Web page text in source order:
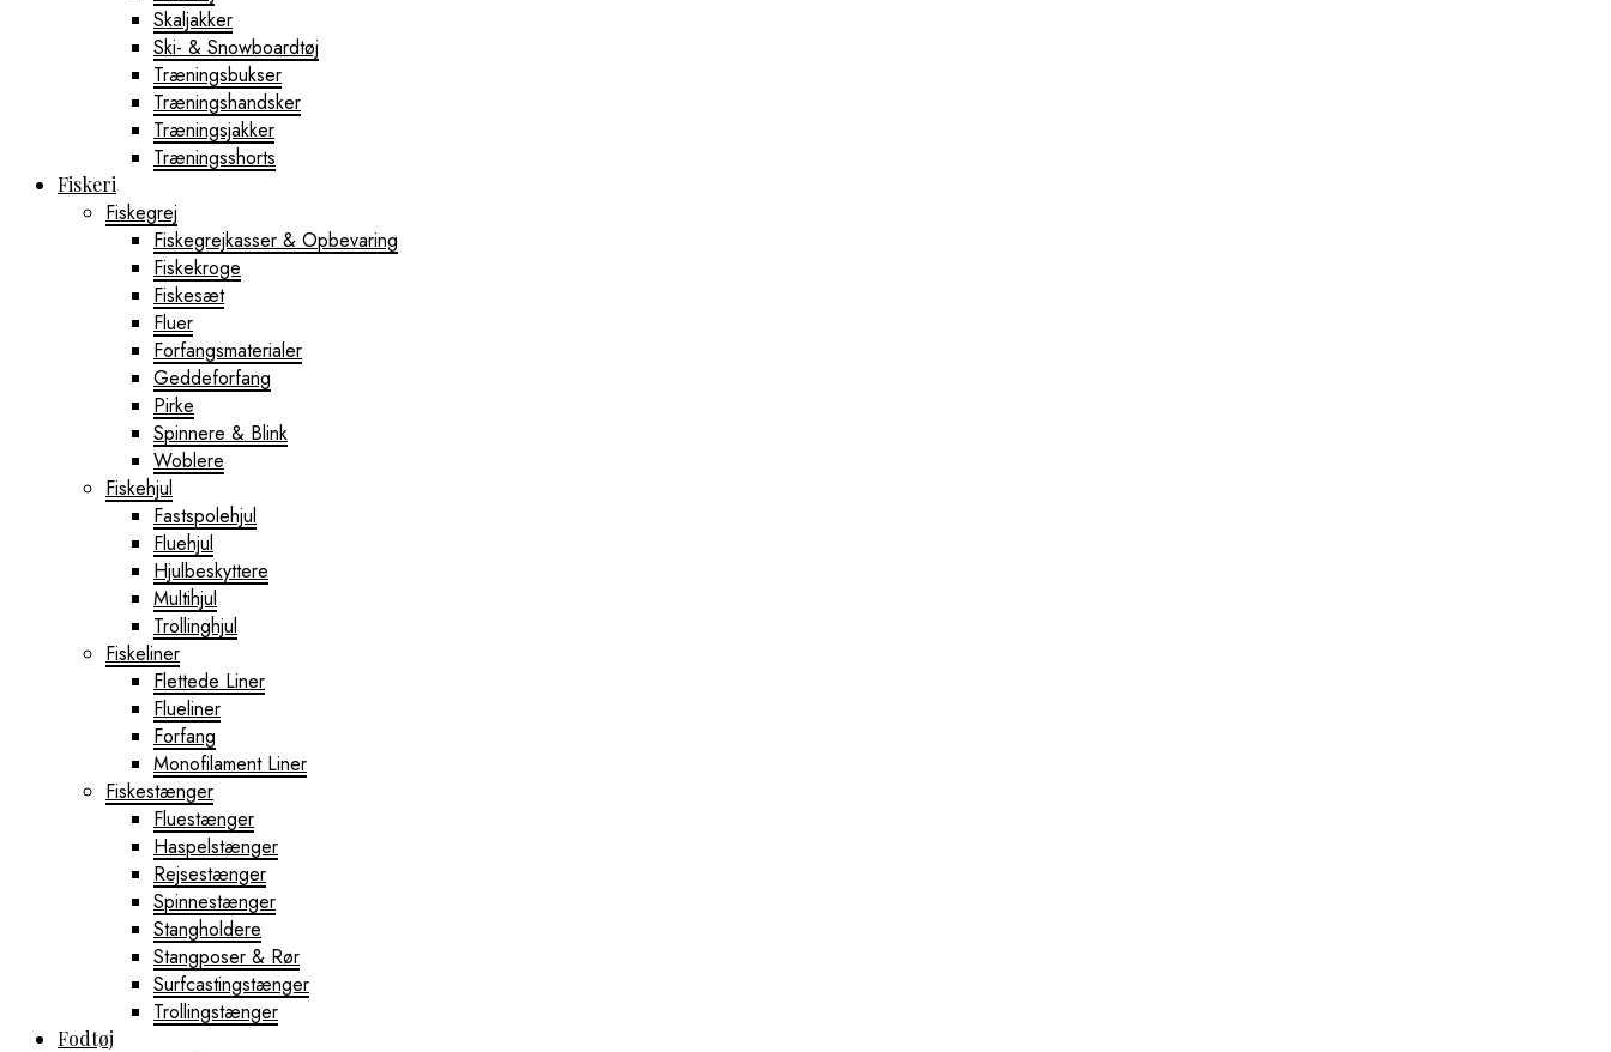
Skaljakker
Ski- & Snowboardtøj
Træningsbukser
Træningshandsker
Træningsjakker
Træningsshorts
Fiskeri
Fiskegrej
Fiskegrejkasser & Opbevaring
Fiskekroge
Fiskesæt
Fluer
Forfangsmaterialer
Geddeforfang
Pirke
Spinnere & Blink
Woblere
Fiskehjul
Fastspolehjul
Fluehjul
Hjulbeskyttere
Multihjul
Trollinghjul
Fiskeliner
Flettede Liner
Flueliner
Forfang
Monofilament Liner
Fiskestænger
Fluestænger
Haspelstænger
Rejsestænger
Spinnestænger
Stangholdere
Stangposer & Rør
Surfcastingstænger
Trollingstænger
Fodtøj